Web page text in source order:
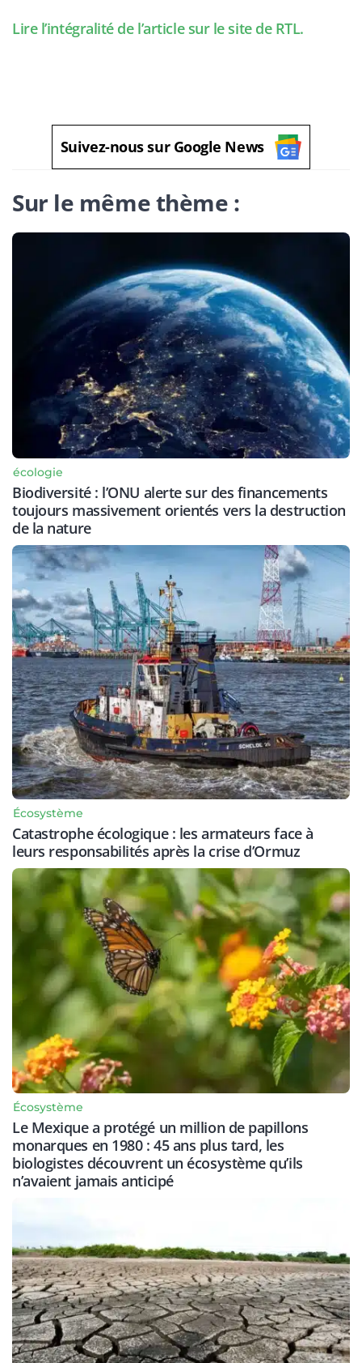
Lire l’intégralité de l’article sur le site de RTL.
Suivez-nous sur Google News
Sur le même thème :
écologie
Biodiversité : l’ONU alerte sur des financements
toujours massivement orientés vers la destruction
de la nature
Écosystème
Catastrophe écologique : les armateurs face à
leurs responsabilités après la crise d’Ormuz
Écosystème
Le Mexique a protégé un million de papillons
monarques en 1980 : 45 ans plus tard, les
biologistes découvrent un écosystème qu’ils
n’avaient jamais anticipé